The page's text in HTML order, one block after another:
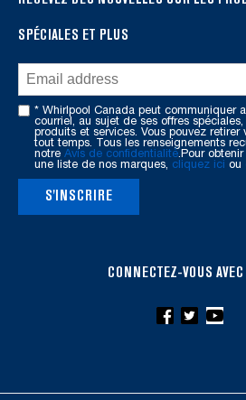
this
page
SPÉCIALES ET PLUS
* Whirlpool Canada peut communiquer
courriel, au sujet de ses offres
produits et services. Vous pouvez retirer
tout temps. Tous les renseignements
notre Avis de confidentialité.Pour
une liste de nos marques, cliquez ici ou
S'INSCRIRE
CONNECTEZ-VOUS